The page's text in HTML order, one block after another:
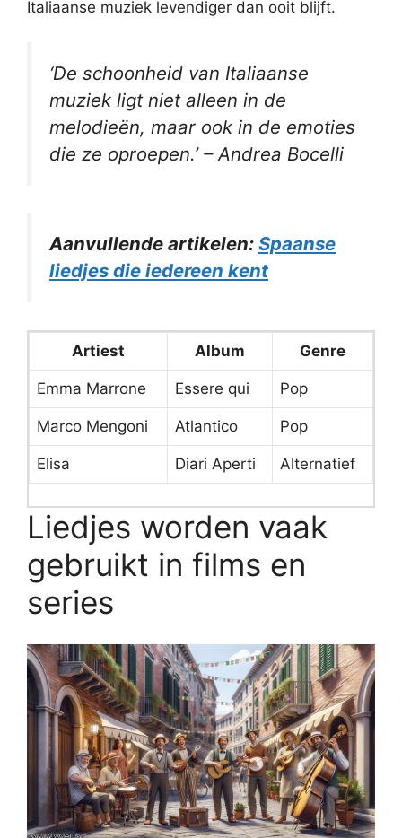
Italiaanse muziek levendiger dan ooit blijft.
‘De schoonheid van Italiaanse
muziek ligt niet alleen in de
melodieën, maar ook in de emoties
die ze oproepen.’ – Andrea Bocelli
Aanvullende artikelen: Spaanse
liedjes die iedereen kent
Artiest Album Genre
Emma Marrone Essere qui Pop
Marco Mengoni Atlantico Pop
Elisa Diari Aperti Alternatief
Liedjes worden vaak
gebruikt in films en
series